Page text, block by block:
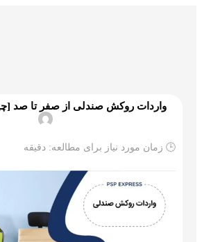
واردات روکش صندلی از صفر تا صد
🕒 زمان مورد نیاز برای مطالعه: دقیقه